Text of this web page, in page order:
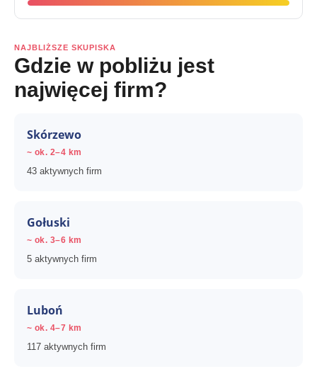
NAJBLIŻSZE SKUPISKA
Gdzie w pobliżu jest
najwięcej firm?
Skórzewo
~ ok. 2–4 km
43 aktywnych firm
Gołuski
~ ok. 3–6 km
5 aktywnych firm
Luboń
~ ok. 4–7 km
117 aktywnych firm